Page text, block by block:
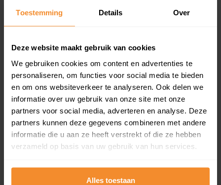
Toestemming Details Over
Deze website maakt gebruik van cookies
We gebruiken cookies om content en advertenties te
personaliseren, om functies voor social media te bieden
en om ons websiteverkeer te analyseren. Ook delen we
informatie over uw gebruik van onze site met onze
partners voor social media, adverteren en analyse. Deze
partners kunnen deze gegevens combineren met andere
informatie die u aan ze heeft verstrekt of die ze hebben
verzameld op basis van uw gebruik van hun services.
Alles toestaan
Een overzicht van alle verkochte woningen (koopsom
en koopdatum) binnen een postcodegebied. Dit
Bekijk product
Direct leverbaar